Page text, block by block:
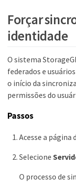
Forçar
identidade
O sistema
federados e
o início da
permissões do
Passos
Acesse a página
Selecione
O processo de